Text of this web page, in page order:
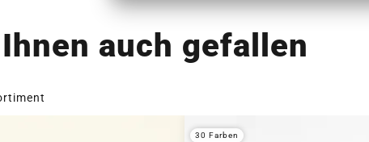
auch gefallen
30 Farben